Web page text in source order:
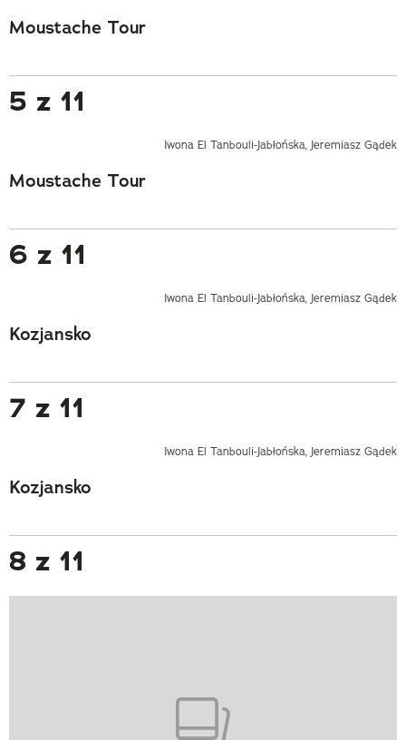
Moustache Tour
5 z 11
Iwona El Tanbouli-Jabłońska, Jeremiasz Gądek
Moustache Tour
6 z 11
Iwona El Tanbouli-Jabłońska, Jeremiasz Gądek
Kozjansko
7 z 11
Iwona El Tanbouli-Jabłońska, Jeremiasz Gądek
Kozjansko
8 z 11